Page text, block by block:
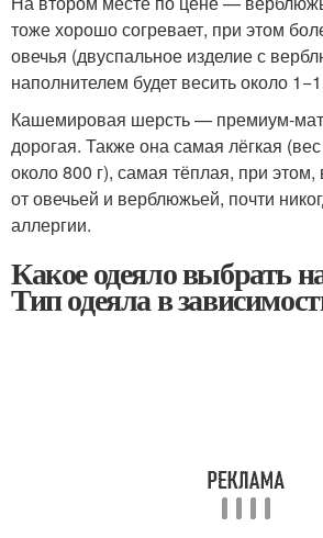
тоже хорошо согревает, при этом
овечья (двуспальное изделие с
наполнителем будет весить около
Кашемировая шерсть — премиум-
дорогая. Также она самая лёгкая
около 800 г), самая тёплая, при этом,
от овечьей и верблюжьей, почти
аллергии.
Какое одеяло выбрать
Тип одеяла в